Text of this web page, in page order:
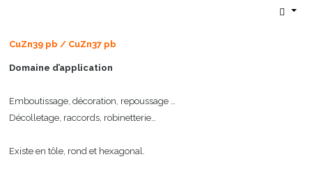
CuZn39 pb / CuZn37 pb
Domaine d’application
Emboutissage, décoration, repoussage …
Décolletage, raccords, robinetterie…
Existe en tôle, rond et hexagonal.